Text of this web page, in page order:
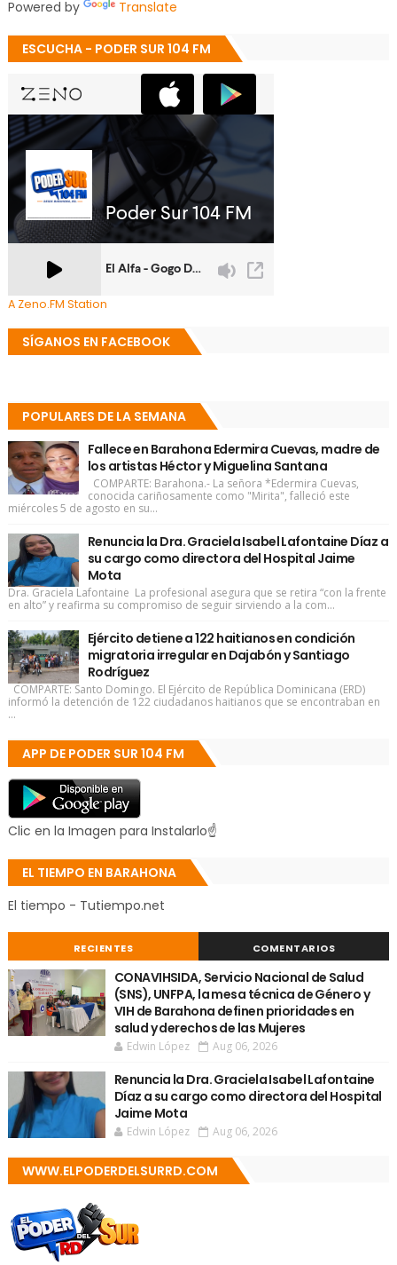
Powered by Translate
ESCUCHA - PODER SUR 104 FM
A Zeno.FM Station
SÍGANOS EN FACEBOOK
POPULARES DE LA SEMANA
Fallece en Barahona Edermira Cuevas, madre de
los artistas Héctor y Miguelina Santana
COMPARTE: Barahona.- La señora *Edermira Cuevas,
conocida cariñosamente como "Mirita", falleció este
miércoles 5 de agosto en su...
Renuncia la Dra. Graciela Isabel Lafontaine Díaz a
su cargo como directora del Hospital Jaime
Mota
Dra. Graciela Lafontaine La profesional asegura que se retira “con la frente
en alto” y reafirma su compromiso de seguir sirviendo a la com...
Ejército detiene a 122 haitianos en condición
migratoria irregular en Dajabón y Santiago
Rodríguez
COMPARTE: Santo Domingo. El Ejército de República Dominicana (ERD)
informó la detención de 122 ciudadanos haitianos que se encontraban en
...
APP DE PODER SUR 104 FM
Clic en la Imagen para Instalarlo☝
EL TIEMPO EN BARAHONA
El tiempo - Tutiempo.net
RECIENTES COMENTARIOS
CONAVIHSIDA, Servicio Nacional de Salud
(SNS), UNFPA, la mesa técnica de Género y
VIH de Barahona definen prioridades en
salud y derechos de las Mujeres
Edwin López Aug 06, 2026
Renuncia la Dra. Graciela Isabel Lafontaine
Díaz a su cargo como directora del Hospital
Jaime Mota
Edwin López Aug 06, 2026
WWW.ELPODERDELSURRD.COM